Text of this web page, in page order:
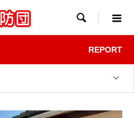

REPORT